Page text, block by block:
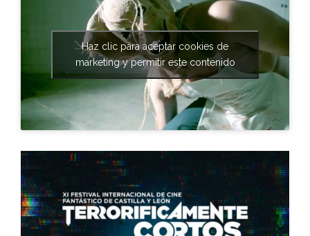
Haz clic para aceptar cookies de
marketing y permitir este contenido